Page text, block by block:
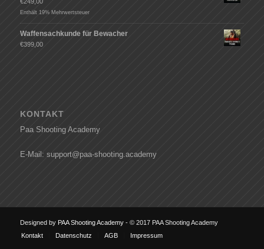
€249,00
Enthält 19% Mehrwertsteuer
Waffensachkunde für Bewacher
€399,00
KONTAKT
Paa Shooting Academy
E-Mail: support@paa-shooting.academy
Designed by PAA Shooting Academy- © 2017 PAA Shooting Academy
Kontakt
Datenschutz AGB Impressum